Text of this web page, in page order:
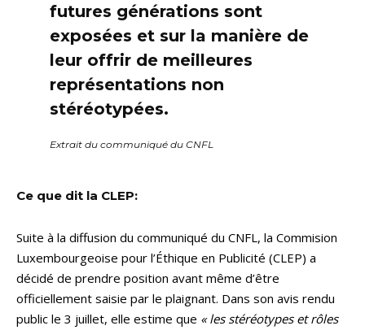
futures générations sont
exposées et sur la manière de
leur offrir de meilleures
représentations non
stéréotypées.
Extrait du communiqué du CNFL
Ce que dit la CLEP:
Suite à la diffusion du communiqué du CNFL, la Commision
Luxembourgeoise pour l’Éthique en Publicité (CLEP) a
décidé de prendre position avant même d’être
officiellement saisie par le plaignant. Dans son avis rendu
public le 3 juillet, elle estime que « les stéréotypes et rôles